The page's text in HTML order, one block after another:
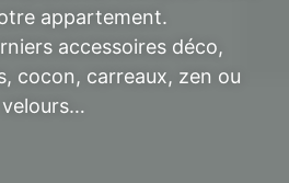
appartement.
accessoires déco,
cocon, carreaux, zen ou
velours…